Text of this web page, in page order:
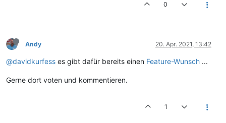
0
Andy 20. Apr. 2021, 13:42
@davidkurfess es gibt dafür bereits einen Feature-Wunsch ...
Gerne dort voten und kommentieren.
1